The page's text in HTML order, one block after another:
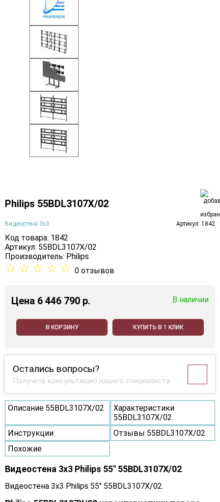
Philips 55BDL3107X/02
Видеостена 3х3 Артикул: 1842
Код товара: 1842
Артикул: 55BDL3107X/02
Производитель: Philips
☆ ☆ ☆ ☆ ☆ 0 отзывов
Цена 6 446 790 p. В наличии
В КОРЗИНУ КУПИТЬ В 1 КЛИК
Остались вопросы?
Получите консультацию нашего специалиста
Описание 55BDL3107X/02
Характеристики
55BDL3107X/02
Инструкции
Отзывы 55BDL3107X/02
Похожие
Видеостена 3x3 Philips 55" 55BDL3107X/02
Видеостена 3x3 Philips 55" 55BDL3107X/02.